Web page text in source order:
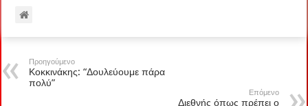
Προηγούμενο
Κοκκινάκης: “Δουλεύουμε πάρα
πολύ”
Επόμενο
Διεθνής όπως πρέπει ο